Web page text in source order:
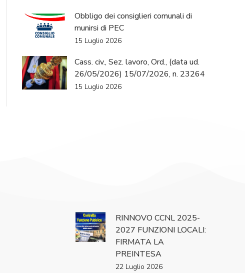
Obbligo dei consiglieri comunali di
munirsi di PEC
15 Luglio 2026
Cass. civ., Sez. lavoro, Ord., (data ud.
26/05/2026) 15/07/2026, n. 23264
15 Luglio 2026
RINNOVO CCNL 2025-
2027 FUNZIONI LOCALI:
FIRMATA LA
PREINTESA
22 Luglio 2026